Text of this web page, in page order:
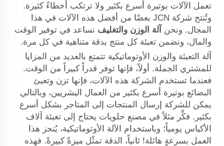
تعمل الآلات بوتيرة أسرع بكثير ولا ترتكب أخطاءً كثيرة.
وتُنتج شركة JCN بعضًا من أفضل هذه الآلات في هذا
المجال. ونحن آلة الوزن والتغليف نساعد في توفير الوقت
والمال، ونضمن تعبئة كل منتج بدقة متناهية في كل مرة.
آلة التعبئة والوزن الأوتوماتيكية تتمتع بالعديد من المزايا
للمشتري الجملة. أولاً، فإنها توفر قدراً كبيراً من الوقت.
فعندما تستخدم الشركة هذه الآلات، فإنها تزن وتعبئ
البضائع بوتيرة أسرع بكثير من العمال البشريين، وبالتالي
يمكن للشركة إرسال المنتجات إلى المتاجر بشكل أسرع
بكثير. فكِّر مثلاً في مصنع حلويات يحتاج إلى تعبئة آلاف
الأكياس يومياً؛ وباستخدام الآلة الأوتوماتيكية، يُنجز هذا
العمل بسرعةٍ هائلة! ثانياً، الدقة تمثّل ميزةً كبيرةً. فهذه